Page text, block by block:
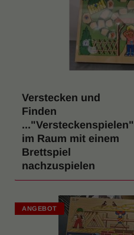
Verstecken und
Finden
..."Versteckenspielen"
im Raum mit einem
Brettspiel
nachzuspielen
ANGEBOT